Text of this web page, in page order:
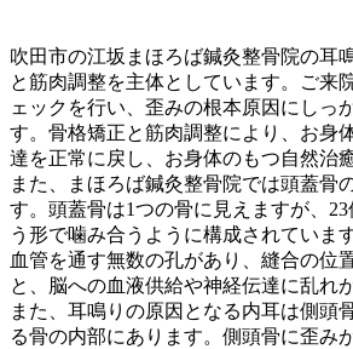
吹田市の江坂まほろば鍼灸整骨院の耳
と筋肉調整を主体としています。ご来
ェックを行い、歪みの根本原因にしっ
す。骨格矯正と筋肉調整により、お身
達を正常に戻し、お身体のもつ自然治
また、まほろば鍼灸整骨院では頭蓋骨
す。頭蓋骨は1つの骨に見えますが、
う形で噛み合うように構成されていま
血管を通す無数の孔があり、縫合の位
と、脳への血液供給や神経伝達に乱れ
また、耳鳴りの原因となる内耳は側頭
る骨の内部にあります。側頭骨に歪み